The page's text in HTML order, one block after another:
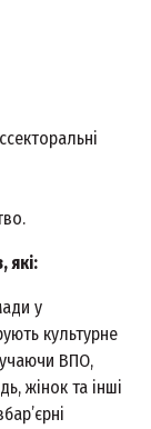
які:
у
культурне
ВПО,
жінок та інші